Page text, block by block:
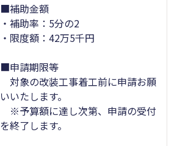
■補助金額
・補助率：5分の2
・限度額：42万5千円
■申請期限等
対象の改装工事着工前に申請お願
いいたします。
※予算額に達し次第、申請の受付
を終了します。